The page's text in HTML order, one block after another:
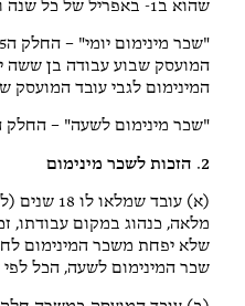
שהוא ב1- באפריל של כל שנה וכפי שהוא מוגדל על פי חוק זה;
המינימום לגבי עובד המועסק
"שכר מינימום לשעה" – החלק ה186- של שכר
2. הזכות לשכר מינימום
(א) עובד
מלאה, כנהוג במקום עבודתו,
שלא יפחת משכר המינימום
שכר המינימום לשעה, הכל לפי